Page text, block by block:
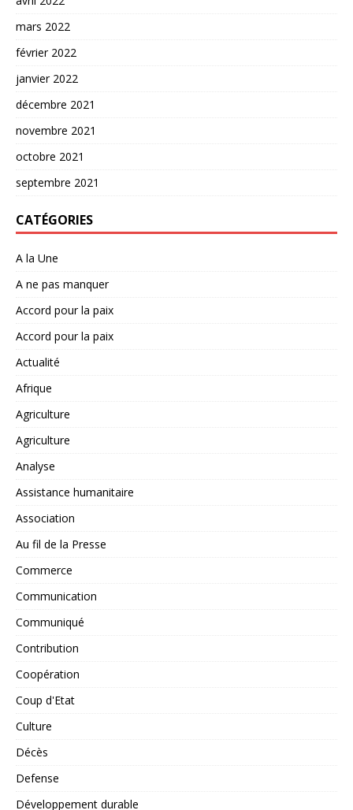
mars 2022
février 2022
janvier 2022
décembre 2021
novembre 2021
octobre 2021
septembre 2021
CATÉGORIES
A la Une
A ne pas manquer
Accord pour la paix
Accord pour la paix
Actualité
Afrique
Agriculture
Agriculture
Analyse
Assistance humanitaire
Association
Au fil de la Presse
Commerce
Communication
Communiqué
Contribution
Coopération
Coup d'Etat
Culture
Décès
Defense
Développement durable